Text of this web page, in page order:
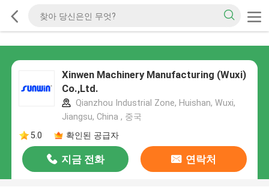
Xinwen Machinery Manufacturing (Wuxi)
Co.,Ltd.
Qianzhou Industrial Zone, Huishan, Wuxi,
Jiangsu, China , 중국
5.0
확인된 공급자
지금 전화 연락처